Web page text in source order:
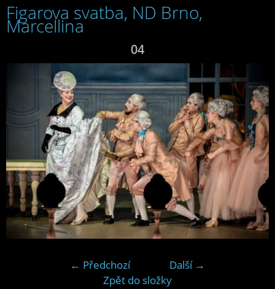
Figarova svatba, ND Brno,
Marcellina
04
← Předchozí
Další →
Zpět do složky